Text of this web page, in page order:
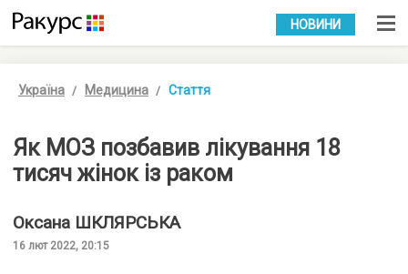
УКР РУС
НОВИНИ
Україна Медицина Стаття
Як МОЗ позбавив лікування 18
тисяч жінок із раком
Оксана ШКЛЯРСЬКА
16 лют 2022, 20:15